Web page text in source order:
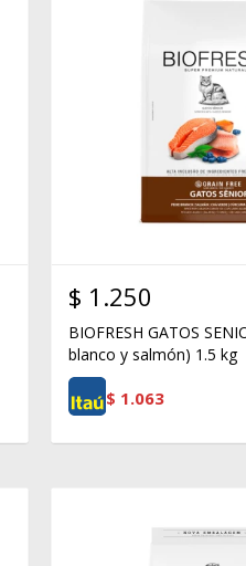
$ 1.250
BIOFRESH GATOS
blanco y salmón) 1.5 kg
$ 1.063